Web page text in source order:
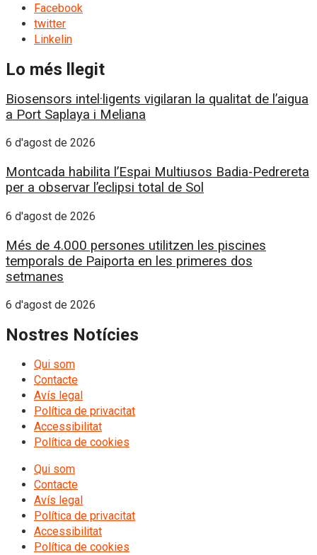
Facebook
twitter
Linkelin
Lo més llegit
Biosensors intel·ligents vigilaran la qualitat de l’aigua
a Port Saplaya i Meliana
6 d'agost de 2026
Montcada habilita l’Espai Multiusos Badia-Pedrereta
per a observar l’eclipsi total de Sol
6 d'agost de 2026
Més de 4.000 persones utilitzen les piscines
temporals de Paiporta en les primeres dos
setmanes
6 d'agost de 2026
Nostres Notícies
Qui som
Contacte
Avís legal
Política de privacitat
Accessibilitat
Política de cookies
Qui som
Contacte
Avís legal
Política de privacitat
Accessibilitat
Política de cookies